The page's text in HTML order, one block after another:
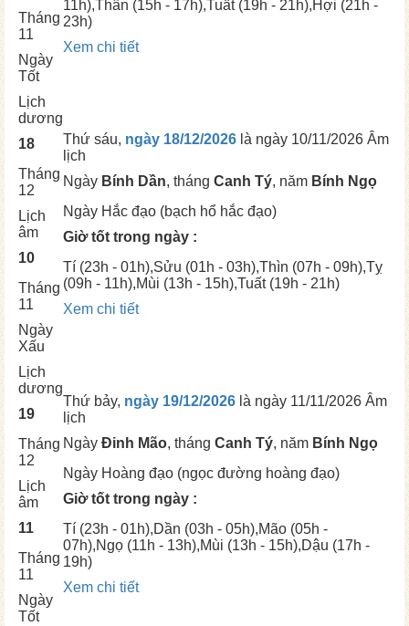
Tháng
11
Ngày
Tốt
11h),Thân (15h - 17h),Tuất(19h - 21h),Hợi (21h -
23h)
Xem chi tiết
Lịch
dương
18
Tháng
12
Lịch
âm
10
Tháng
11
Ngày
Xấu
Thứ sáu, ngày 18/12/2026 là ngày 10/11/2026 Âm
lịch
Ngày Bính Dần, tháng Canh Tý, năm Bính Ngọ
Ngày Hắc đạo (bạch hổ hắc đạo)
Giờ tốt trong ngày :
Tí (23h - 01h),Sửu (01h - 03h),Thìn (07h - 09h),Tỵ
(09h - 11h),Mùi (13h - 15h),Tuất(19h - 21h)
Xem chi tiết
Lịch
dương
19
Tháng
12
Lịch
âm
11
Tháng
11
Ngày
Tốt
Thứ bảy, ngày 19/12/2026 là ngày 11/11/2026 Âm
lịch
Ngày Đinh Mão, tháng Canh Tý, năm Bính Ngọ
Ngày Hoàng đạo (ngọc đường hoàng đạo)
Giờ tốt trong ngày :
Tí (23h - 01h),Dần (03h - 05h),Mão (05h -
07h),Ngọ (11h - 13h),Mùi (13h - 15h),Dậu (17h -
19h)
Xem chi tiết